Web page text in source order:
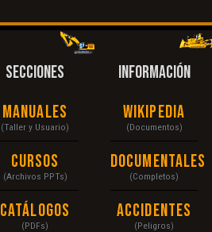
SECCIONES
Manuales
(Taller y Usuario)
Cursos
(Archivos PPTs)
Catálogos
(PDFs)
INFORMACIÓN
Wikipedia
(Documentos)
Documentales
(Completos)
Accidentes
(Peligros)